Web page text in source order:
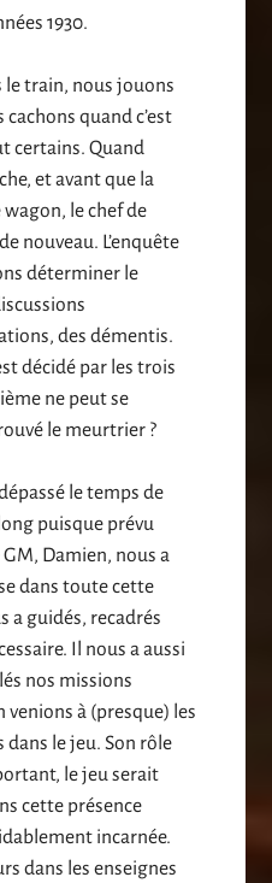
1930.
le train, nous jouons
quand c’est
certains. Quand
et avant que la
le chef de
nouveau. L’enquête
déterminer le
des démentis.
décidé par les trois
ne peut se
le meurtrier ?
le temps de
puisque prévu
Damien, nous a
dans toute cette
a guidés, recadrés
Il nous a aussi
nos missions
venions à (presque) les
le jeu. Son rôle
le jeu serait
cette présence
incarnée.
dans les enseignes